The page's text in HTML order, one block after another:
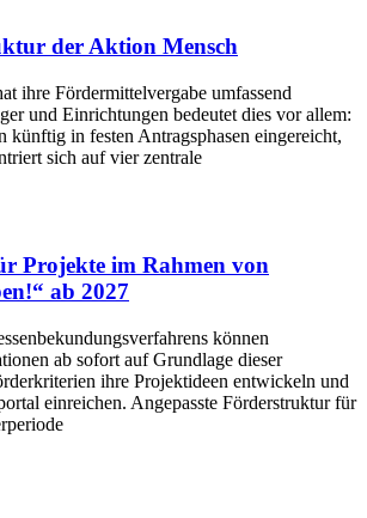
der Aktion Mensch
ihre Fördermittelvergabe umfassend
und Einrichtungen bedeutet dies vor allem:
künftig in festen Antragsphasen eingereicht,
sich auf vier zentrale
Projekte im Rahmen von
ab 2027
können
ab sofort auf Grundlage dieser
ihre Projektideen entwickeln und
einreichen. Angepasste Förderstruktur für